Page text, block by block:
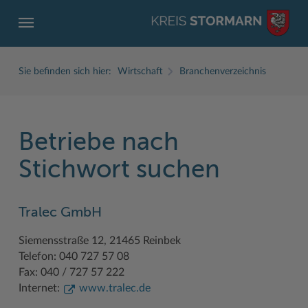
Ämter, Einrichtungen
Bürgerportal Stormarn ↗
Führerscheine
Formulare & Dokumente
Amtliche Bekanntmachungen
Ausschreibungen
Baustellen in Stormarn
Bildungskommune
Fachbereiche
Interessantes in und aus Stormarn
Kreis Stormarn Porträt
Kreiskarte
Ausbildung beim Kreis Stormarn
Der Kreis als Arbeitgeber
Ihre Bewerbung
Initiativbewerbungen Verwaltung
Beruf und Familie im Hansebelt
Branchenverzeichnis
EG-Dienstleistungsrichtlinie (EG-DLRL)
Handwerk für nachhaltiges Wirtschaften
BahnRadWege
Frei- und Hallenbäder
Herrenhäuser
Kultur
Sie befinden sich hier: Wirtschaft Branchenverzeichnis
Betriebe nach
Stichwort suchen
Tralec GmbH
Siemensstraße 12, 21465 Reinbek
Telefon: 040 727 57 08
Fax: 040 / 727 57 222
Internet:
www.tralec.de